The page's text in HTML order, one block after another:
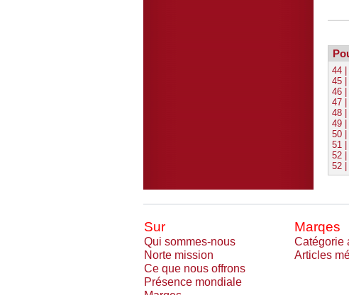
44
45 |
46 |
47 |
48 |
49 |
50
51
52
52
Sur Marqes
Qui sommes-nous Catégorie
Norte mission
Articles
Ce que nous offrons
Présence mondiale